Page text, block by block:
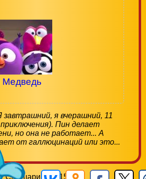
завтрашний, я вчерашний, 11
приключения). Пин делает
но она не работает... А
от галлюцинаций или это...
Смешарики 2015